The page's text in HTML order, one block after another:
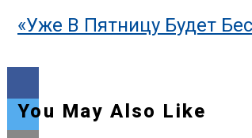
«Уже В Пятницу Будет
You May Also Like